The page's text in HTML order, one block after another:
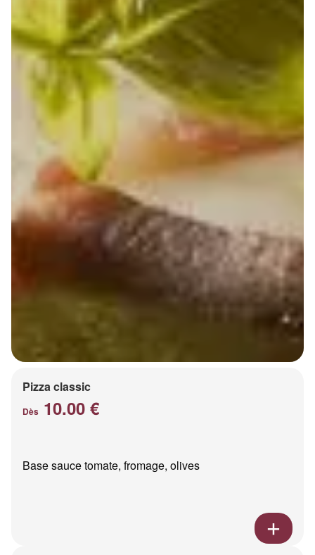
Pizza classic
Dès 10.00 €
Base sauce tomate, fromage, olives